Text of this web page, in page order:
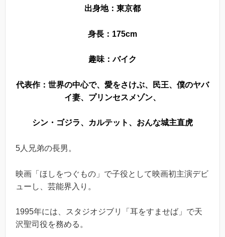
出身地：東京都
身長：175cm
趣味：バイク
代表作：世界の中心で、愛をさけぶ、民王、僕のヤバ
イ妻、プリンセスメゾン、
シン・ゴジラ、カルテット、おんな城主直虎
5人兄弟の長男。
映画「ほしをつぐもの」で子役として映画初主演デビ
ューし、芸能界入り。
1995年には、スタジオジブリ「耳をすませば」で天
沢聖司役を務める。